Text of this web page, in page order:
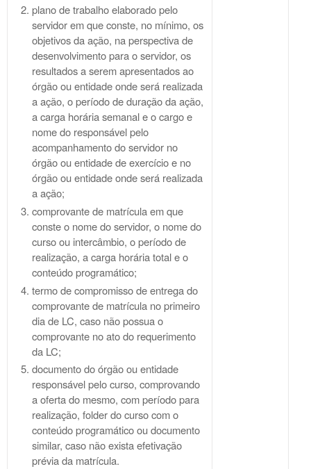
plano de trabalho elaborado pelo
servidor em que conste, no mínimo, os
objetivos da ação, na perspectiva de
desenvolvimento para o servidor, os
resultados a serem apresentados ao
órgão ou entidade onde será realizada
a ação, o período de duração da ação,
a carga horária semanal e o cargo e
nome do responsável pelo
acompanhamento do servidor no
órgão ou entidade de exercício e no
órgão ou entidade onde será realizada
a ação;
comprovante de matrícula em que
conste o nome do servidor, o nome do
curso ou intercâmbio, o período de
realização, a carga horária total e o
conteúdo programático;
termo de compromisso de entrega do
comprovante de matrícula no primeiro
dia de LC, caso não possua o
comprovante no ato do requerimento
da LC;
documento do órgão ou entidade
responsável pelo curso, comprovando
a oferta do mesmo, com período para
realização, folder do curso com o
conteúdo programático ou documento
similar, caso não exista efetivação
prévia da matrícula.